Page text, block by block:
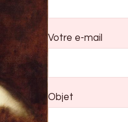
Votre e-mail
Objet